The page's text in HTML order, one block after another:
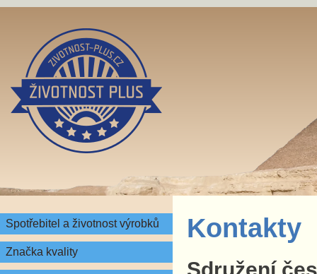
Spotřebitel a životnost výrobků
Značka kvality
Kontakty